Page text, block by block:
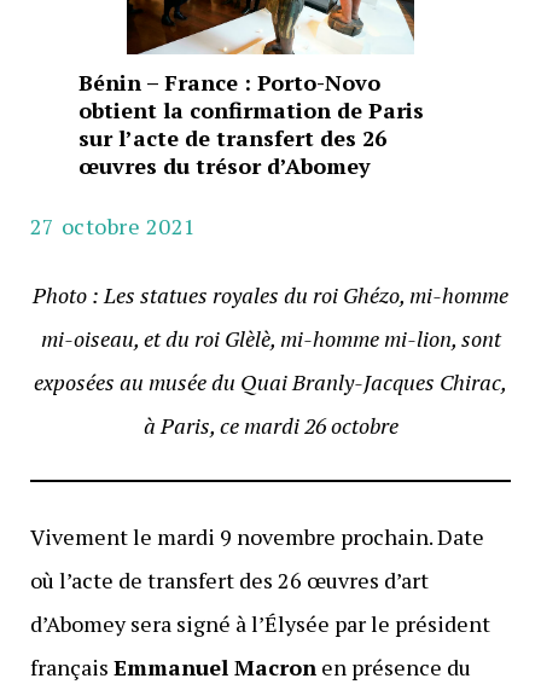
Bénin – France : Porto-Novo
obtient la confirmation de Paris
sur l’acte de transfert des 26
œuvres du trésor d’Abomey
27 octobre 2021
Photo :Les statues royales du roi Ghézo, mi-homme
mi-oiseau, et du roi Glèlè, mi-homme mi-lion, sont
exposées au musée du Quai Branly-Jacques Chirac,
à Paris, ce mardi 26 octobre
Vivement le mardi 9 novembre prochain. Date
où l’acte de transfert des 26 œuvres d’art
d’Abomey sera signé à l’Élysée par le président
français Emmanuel Macronen présence du